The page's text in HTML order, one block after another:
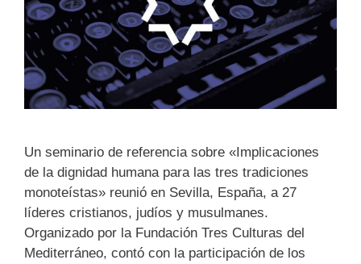
Un seminario de referencia sobre «Implicaciones
de la dignidad humana para las tres tradiciones
monoteístas» reunió en Sevilla, España, a 27
líderes cristianos, judíos y musulmanes.
Organizado por la Fundación Tres Culturas del
Mediterráneo, contó con la participación de los